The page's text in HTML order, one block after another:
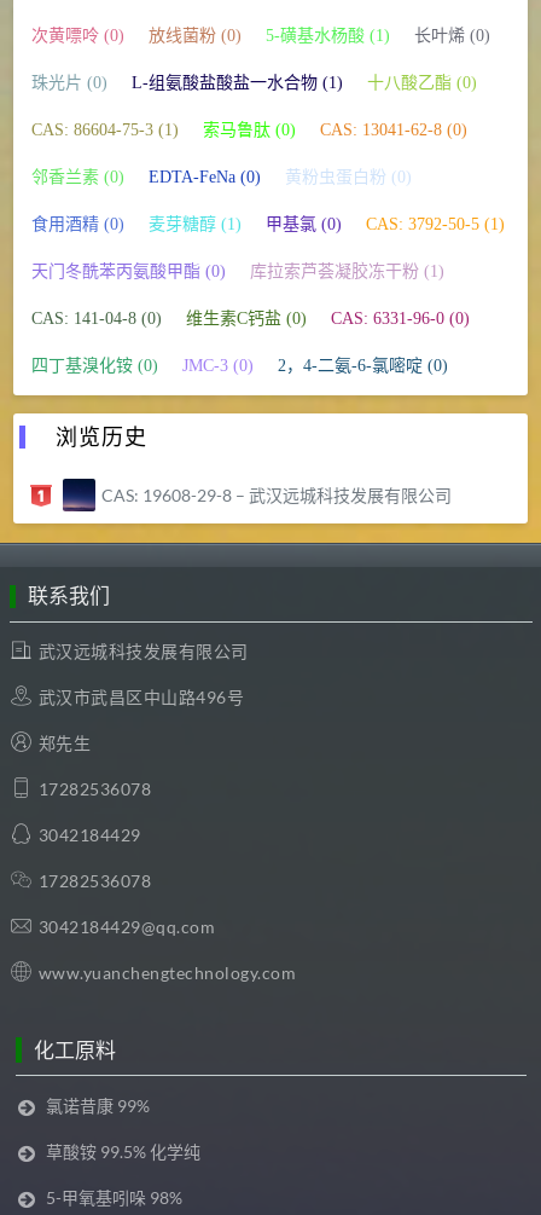
次黄嘌呤 (0) 放线菌粉 (0) 5-磺基水杨酸 (1) 长叶烯 (0)
珠光片 (0) L-组氨酸盐酸盐一水合物 (1) 十八酸乙酯 (0)
CAS: 86604-75-3 (1) 索马鲁肽 (0) CAS: 13041-62-8 (0)
邻香兰素 (0) EDTA-FeNa (0) 黄粉虫蛋白粉 (0)
食用酒精 (0) 麦芽糖醇 (1) 甲基氯 (0) CAS: 3792-50-5 (1)
天门冬酰苯丙氨酸甲酯 (0) 库拉索芦荟凝胶冻干粉 (1)
CAS: 141-04-8 (0) 维生素C钙盐 (0) CAS: 6331-96-0 (0)
四丁基溴化铵 (0) JMC-3 (0) 2，4-二氨-6-氯嘧啶 (0)
浏览历史
CAS: 19608-29-8 – 武汉远城科技发展有限公司
联系我们
武汉远城科技发展有限公司
武汉市武昌区中山路496号
郑先生
17282536078
3042184429
17282536078
3042184429@qq.com
www.yuanchengtechnology.com
化工原料
氯诺昔康 99%
草酸铵 99.5% 化学纯
5-甲氧基吲哚 98%